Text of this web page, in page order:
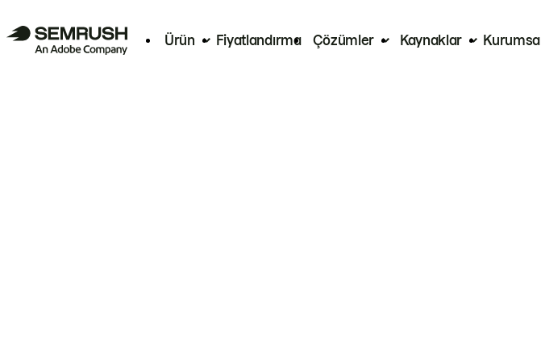
Ürün Fiyatlandırma Çözümler Kaynaklar Kurumsal